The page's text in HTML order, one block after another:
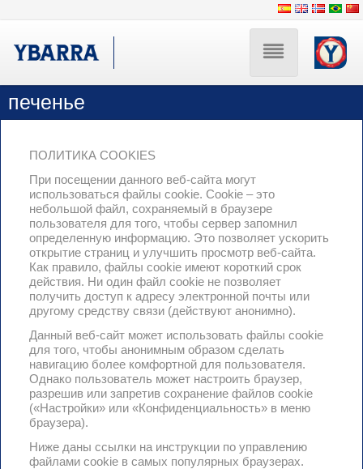

Skip
content
МЫ
ИСТОРИЯ
ЗДОРОВЬЕ
КУЛИНАРНОЕ
ИСКУССТВО
ПРОДУКЦИЯ
YBARRA В МИРЕ
печенье
ПОЛИТИКА COOKIES
При посещении данного веб-сайта могут
использоваться файлы cookie. Cookie – это
небольшой файл, сохраняемый в браузере
пользователя для того, чтобы сервер запомнил
определенную информацию. Это позволяет ускорить
открытие страниц и улучшить просмотр веб-сайта.
Как правило, файлы cookie имеют короткий срок
действия. Ни один файл cookie не позволяет
получить доступ к адресу электронной почты или
другому средству связи (действуют анонимно).
Данный веб-сайт может использовать файлы cookie
для того, чтобы анонимным образом сделать
навигацию более комфортной для пользователя.
Однако пользователь может настроить браузер,
разрешив или запретив сохранение файлов cookie
(«Настройки» или «Конфиденциальность» в меню
браузера).
Ниже даны ссылки на инструкции по управлению
файлами cookie в самых популярных браузерах.